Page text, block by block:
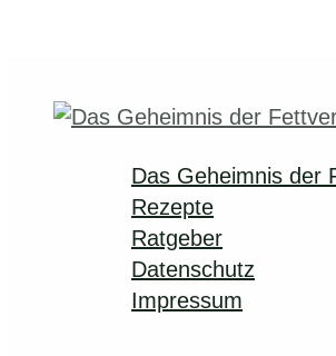
Das Geheimnis der
Rezepte
Ratgeber
Datenschutz
Impressum